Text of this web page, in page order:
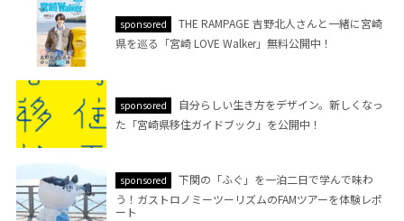
sponsored
THE RAMPAGE 吉野北人さんと一緒に宮崎
県を巡る「宮崎 LOVE Walker」無料公開中！
sponsored
自分らしい生き方をデザイン。新しくなっ
た「宮崎県移住ガイドブック」を公開中！
sponsored
下関の「ふぐ」を一泊二日で学んで味わ
う！ガストロノミーツーリズムのFAMツアーを体験レポ
ート